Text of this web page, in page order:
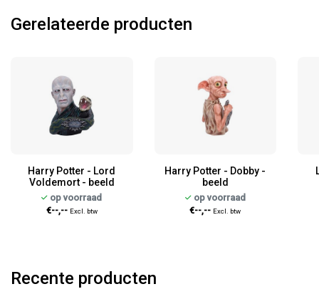
Gerelateerde producten
Harry Potter - Lord
Voldemort - beeld
op voorraad
€--,-- Excl. btw
Harry Potter - Dobby -
beeld
op voorraad
€--,-- Excl. btw
Recente producten